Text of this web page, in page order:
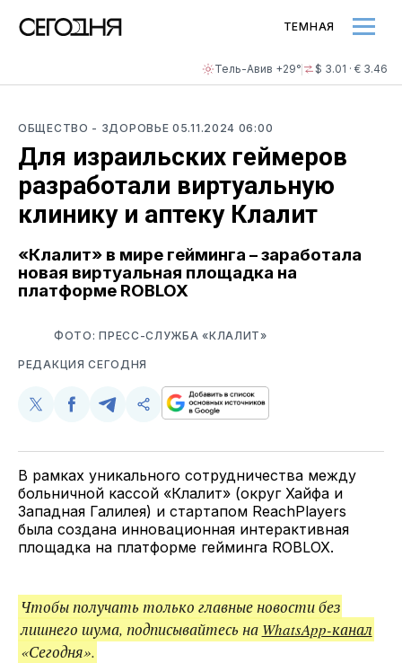
Тель-Авив +29° $ 3.01 · € 3.46
ТЕМНАЯ
ОБЩЕСТВО - ЗДОРОВЬЕ05.11.2024 06:00
Для израильских геймеров
разработали виртуальную
клинику и аптеку Клалит
«Клалит» в мире гейминга – заработала
новая виртуальная площадка на
платформе ROBLOX
ФОТО: ПРЕСС-СЛУЖБА «КЛАЛИТ»
РЕДАКЦИЯ СЕГОДНЯ
Поделиться
Twitter
Поделиться
Facebook
Поделиться
Telegram
Скопируйте
поделитесь
В рамках уникального сотрудничества между
больничной кассой «Клалит» (округ Хайфа и
Западная Галилея) и стартапом ReachPlayers
была создана инновационная интерактивная
площадка на платформе гейминга ROBLOX.
Чтобы получать только главные новости без
лишнего шума, подписывайтесь на WhatsApp-канал
«Сегодня».